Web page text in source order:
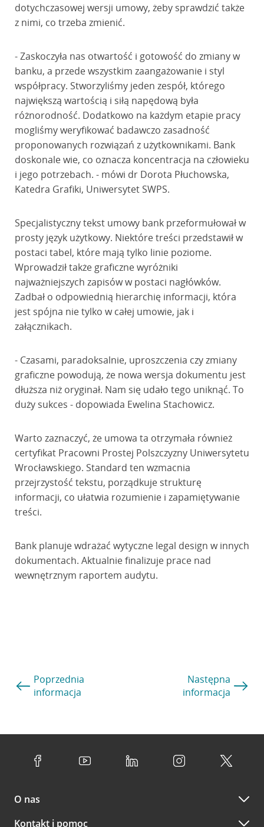
dotychczasowej wersji umowy, żeby sprawdzić także
z nimi, co trzeba zmienić.
- Zaskoczyła nas otwartość i gotowość do zmiany w
banku, a przede wszystkim zaangażowanie i styl
współpracy. Stworzyliśmy jeden zespół, którego
największą wartością i siłą napędową była
różnorodność. Dodatkowo na każdym etapie pracy
mogliśmy weryfikować badawczo zasadność
proponowanych rozwiązań z użytkownikami. Bank
doskonale wie, co oznacza koncentracja na człowieku
i jego potrzebach. - mówi dr Dorota Płuchowska,
Katedra Grafiki, Uniwersytet SWPS.
Specjalistyczny tekst umowy bank przeformułował w
prosty język użytkowy. Niektóre treści przedstawił w
postaci tabel, które mają tylko linie poziome.
Wprowadził także graficzne wyróżniki
najważniejszych zapisów w postaci nagłówków.
Zadbał o odpowiednią hierarchię informacji, która
jest spójna nie tylko w całej umowie, jak i
załącznikach.
- Czasami, paradoksalnie, uproszczenia czy zmiany
graficzne powodują, że nowa wersja dokumentu jest
dłuższa niż oryginał. Nam się udało tego uniknąć. To
duży sukces - dopowiada Ewelina Stachowicz.
Warto zaznaczyć, że umowa ta otrzymała również
certyfikat Pracowni Prostej Polszczyzny Uniwersytetu
Wrocławskiego. Standard ten wzmacnia
przejrzystość tekstu, porządkuje strukturę
informacji, co ułatwia rozumienie i zapamiętywanie
treści.
Bank planuje wdrażać wytyczne legal design w innych
dokumentach. Aktualnie finalizuje prace nad
wewnętrznym raportem audytu.
Poprzednia
informacja
Następna
informacja
O nas
Kontakt i pomoc